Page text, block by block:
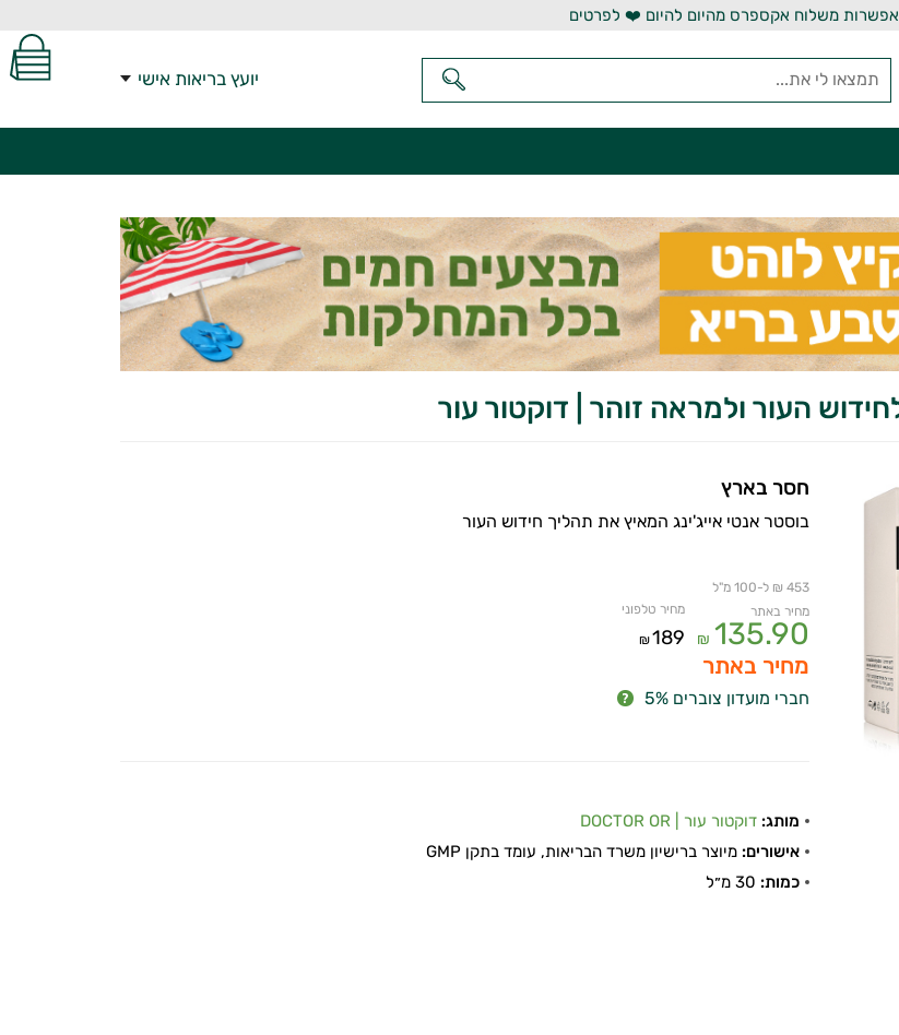
אפשרות משלוח אקספרס מהיום להיום ❤️ לפרטים
יועץ בריאות אישי
חסר בארץ
בוסטר אנטי אייג'ינג המאיץ את תהליך חידוש העור
453 ₪ ל-100 מ"ל
מחיר באתר
135.90
₪
מחיר טלפוני
189
₪
מחיר באתר
חברי מועדון צוברים 5%
מותג: דוקטור עור | DOCTOR OR
אישורים: מיוצר ברישיון משרד הבריאות, עומד בתקן GMP
כמות: